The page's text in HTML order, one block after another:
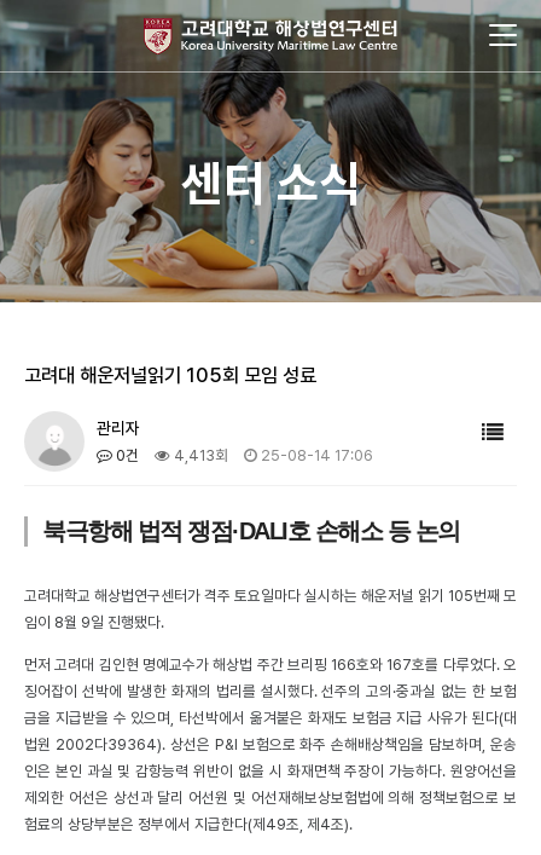
센터 소식
고려대 해운저널읽기 105회 모임 성료
관리자
0건 4,413회 25-08-14 17:06
북극항해 법적 쟁점·DALI호 손해소 등 논의
고려대학교 해상법연구센터가 격주 토요일마다 실시하는 해운저널 읽기 105번째 모
임이 8월 9일 진행됐다.
먼저 고려대 김인현 명예교수가 해상법 주간 브리핑 166호와 167호를 다루었다. 오
징어잡이 선박에 발생한 화재의 법리를 설시했다. 선주의 고의·중과실 없는 한 보험
금을 지급받을 수 있으며, 타선박에서 옮겨붙은 화재도 보험금 지급 사유가 된다(대
법원 2002다39364). 상선은 P&I 보험으로 화주 손해배상책임을 담보하며, 운송
인은 본인 과실 및 감항능력 위반이 없을 시 화재면책 주장이 가능하다. 원양어선을
제외한 어선은 상선과 달리 어선원 및 어선재해보상보험법에 의해 정책보험으로 보
험료의 상당부분은 정부에서 지급한다(제49조, 제4조).